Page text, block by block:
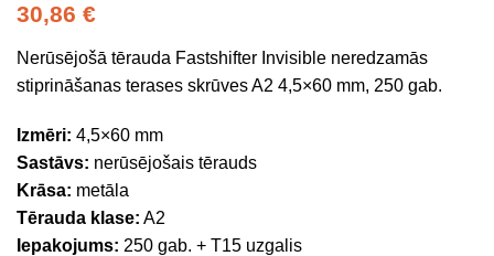
30,86 €
Nerūsējošā tērauda Fastshifter Invisible neredzamās
stiprināšanas terases skrūves A2 4,5×60 mm, 250 gab.
Izmēri: 4,5×60 mm
Sastāvs: nerūsējošais tērauds
Krāsa: metāla
Tērauda klase: A2
Iepakojums: 250 gab. + T15 uzgalis